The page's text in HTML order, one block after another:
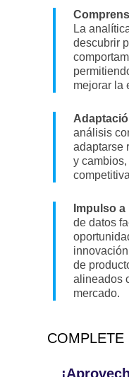
La
descubrir
mejorar la
análisis
adaptarse
y
Impulso
de datos
de
alineados
mercado.
COMPLETE